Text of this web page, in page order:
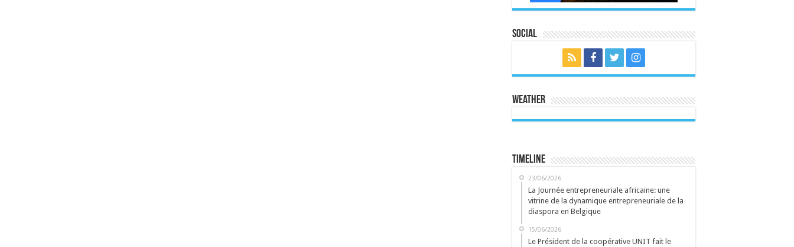
Social
Weather
Timeline
23/06/2026
La Journée entrepreneuriale africaine: une
vitrine de la dynamique entrepreneuriale de la
diaspora en Belgique
15/06/2026
Le Président de la coopérative UNIT fait le